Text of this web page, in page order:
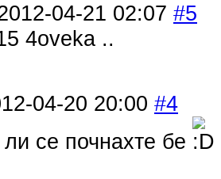
04-21 02:07 #5
4oveka ..
04-20 20:00 #4
се почнахте бе